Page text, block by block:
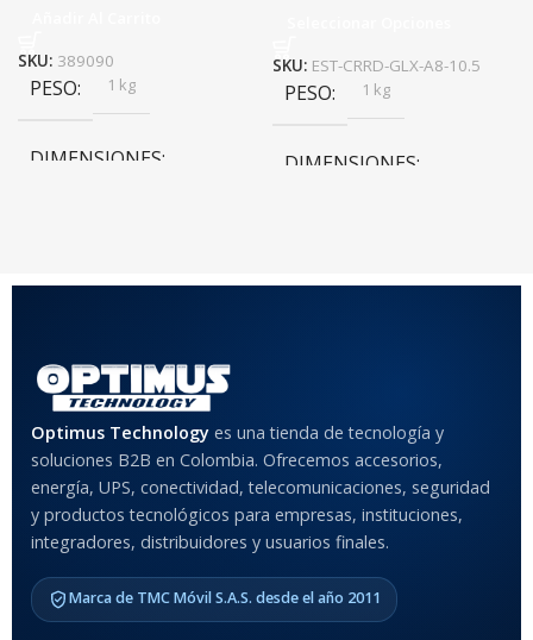
SKU: 389090
PESO 1 kg
DIMENSIONES
SKU: EST-CRRD-GLX-A8-10.5
PESO 1 kg
DIMENSIONES
COLOR
Anti-Shock
MODELO DE TABLETS
COMPATIBLES
Optimus Technology es una tienda de tecnología y
soluciones B2B en Colombia. Ofrecemos accesorios,
energía, UPS, conectividad, telecomunicaciones, seguridad
y productos tecnológicos para empresas, instituciones,
integradores, distribuidores y usuarios finales.
Marca de TMC Móvil S.A.S. desde el año 2011